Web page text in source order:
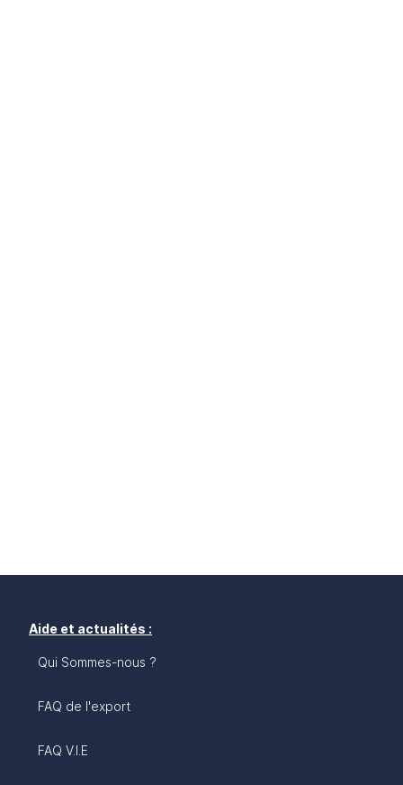
Aide et actualités :
Qui Sommes-nous ?
FAQ de l'export
FAQ V.I.E